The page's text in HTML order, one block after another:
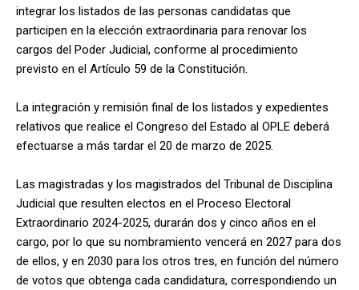
integrar los listados de las personas candidatas que
participen en la elección extraordinaria para renovar los
cargos del Poder Judicial, conforme al procedimiento
previsto en el Artículo 59 de la Constitución.
La integración y remisión final de los listados y expedientes
relativos que realice el Congreso del Estado al OPLE deberá
efectuarse a más tardar el 20 de marzo de 2025.
Las magistradas y los magistrados del Tribunal de Disciplina
Judicial que resulten electos en el Proceso Electoral
Extraordinario 2024-2025, durarán dos y cinco años en el
cargo, por lo que su nombramiento vencerá en 2027 para dos
de ellos, y en 2030 para los otros tres, en función del número
de votos que obtenga cada candidatura, correspondiendo un